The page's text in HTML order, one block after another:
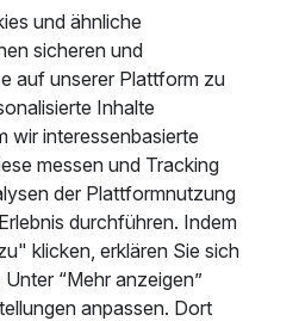
Zimmern werden Sie Ihren
Zügen genießen können.
Tag entspannen Sie im
wir Sie morgen an
an dem Sie sich
können. Im Rahmen der
Gänge - Menü oder auch à la
mit regionalen und
und ähnliche
sicheren und
auf unserer Plattform zu
Inhalte
wir interessenbasierte
messen und Tracking
der Plattformnutzung
durchführen. Indem
klicken, erklären Sie sich
“Mehr anzeigen”
anpassen. Dort